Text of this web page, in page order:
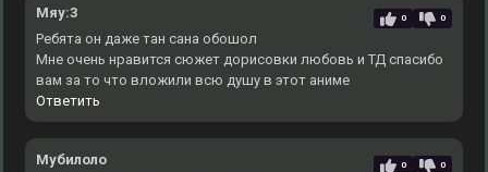
Мяу:3 0 0
Ребята он даже тан сана обошол
Мне очень нравится сюжет дорисовки любовь и ТД спасибо
вам за то что вложили всю душу в этот аниме
Ответить
Мубилоло 0 0